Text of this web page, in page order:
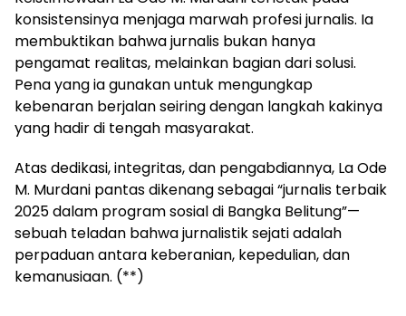
konsistensinya menjaga marwah profesi jurnalis. Ia
membuktikan bahwa jurnalis bukan hanya
pengamat realitas, melainkan bagian dari solusi.
Pena yang ia gunakan untuk mengungkap
kebenaran berjalan seiring dengan langkah kakinya
yang hadir di tengah masyarakat.
Atas dedikasi, integritas, dan pengabdiannya, La Ode
M. Murdani pantas dikenang sebagai “jurnalis terbaik
2025 dalam program sosial di Bangka Belitung”—
sebuah teladan bahwa jurnalistik sejati adalah
perpaduan antara keberanian, kepedulian, dan
kemanusiaan. (**)